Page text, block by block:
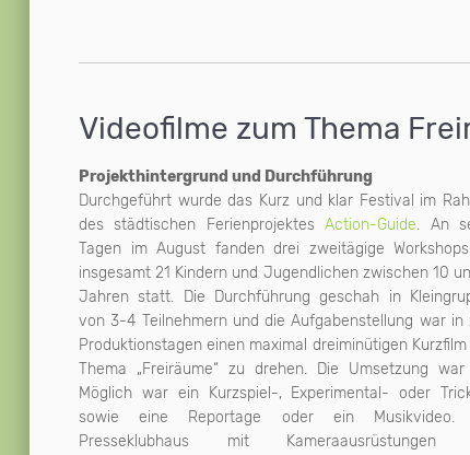
Videofilme zum Thema
Projekthintergrund und Durchführung
Durchgeführt wurde das Kurz und klar Festival im
des städtischen Ferienprojektes Action-Guide. An
Tagen im August fanden drei zweitägige
insgesamt 21 Kindern und Jugendlichen zwischen 10
Jahren statt. Die Durchführung geschah in
von 3-4 Teilnehmern und die Aufgabenstellung war in
Produktionstagen einen maximal dreiminütigen
Thema „Freiräume“ zu drehen. Die Umsetzung
Möglich war ein Kurzspiel-, Experimental- oder
sowie eine Reportage oder ein Musikvideo.
Presseklubhaus mit Kameraausrüstungen
„Diebstahl“, „Smartphone-
und „Tagtraum“ gemeinsam bei der
Filmvorführung im Mehrgenerationenhaus Alte Heid,
Filmveranstaltung „Die besten Videos“ im November
sind aufrufbar im Videoarchiv der Homepage
Presseklubs. Zielvorstellung des Projektes ist
Medienkompetenz der Kinder und
verbessern, damit sie ihre Ideen, Wünsche,